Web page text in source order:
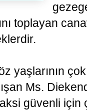
toplayan
yaşlarının
Ms.
güvenli için